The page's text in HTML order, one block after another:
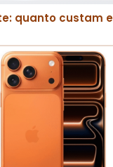
quanto custam